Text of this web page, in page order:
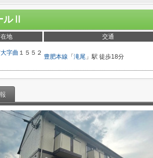
ルⅡ
地 交通
大字曲 １５５２
豊肥本線 「 滝尾 」駅 徒歩18分